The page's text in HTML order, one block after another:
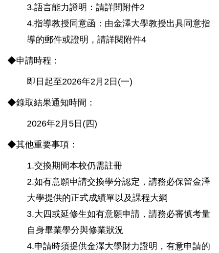
3.語言能力證明：請詳閱附件2
4.指導教授同意函：由金澤大學教授出具同意指
導的郵件或證明，請詳閱附件4
◆申請時程：
即日起至2026年2月2日(一)
◆錄取結果通知時間：
2026年2月5日(四)
◆其他重要事項：
1.交換期間本校仍需註冊
2.如有意願申請交換學分認定，請務必保留金澤
大學提供的正式成績單以及課程大綱
3.大四或延修生如有意願申請，請務必審慎考量
自身畢業學分與修業狀況
4.申請時須提供金澤大學財力證明，有意申請的